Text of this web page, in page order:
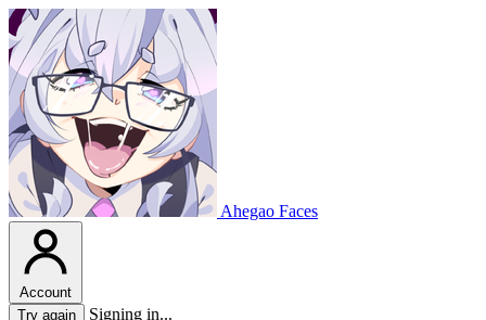
Ahegao Faces
Account
Try again
Signing in...